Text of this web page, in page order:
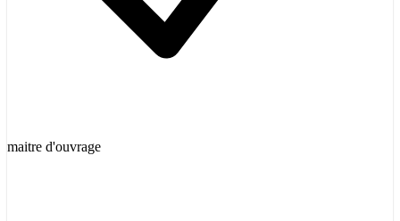
maitre d'ouvrage